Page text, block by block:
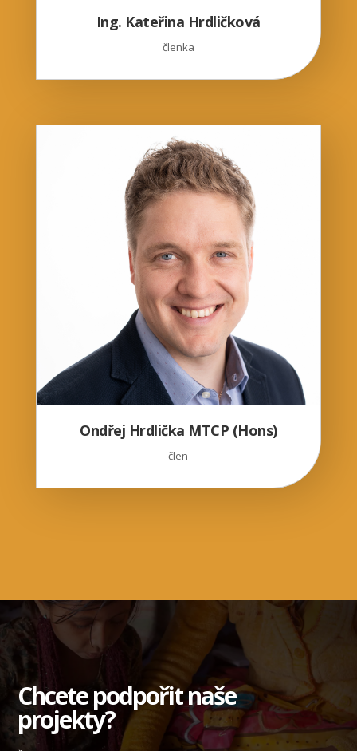
Ing. Kateřina Hrdličková
členka
Ondřej Hrdlička MTCP (Hons)
člen
Chcete podpořit naše
projekty?